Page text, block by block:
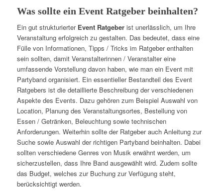
Was sollte ein Event Ratgeber beinhalten?
Ein gut strukturierter Event Ratgeberist unerlässlich, um Ihre
Veranstaltung erfolgreich zu gestalten. Das bedeutet, dass eine
Fülle von Informationen, Tipps / Tricks im Ratgeber enthalten
sein sollten, damit Veranstalterinnen / Veranstalter eine
umfassende Vorstellung davon haben, wie man ein Event mit
Partyband organisiert. Ein essentieller Bestandteil des Event
Ratgebers ist die detaillierte Beschreibung der verschiedenen
Aspekte des Events. Dazu gehören zum Beispiel Auswahl von
Location, Planung des Veranstaltungsortes, Bestellung von
Essen / Getränken, Beleuchtung sowie technischen
Anforderungen. Weiterhin sollte der Ratgeber auch Anleitung zur
Suche sowie Auswahl der richtigen Partyband beinhalten. Dabei
sollten verschiedene Genres von Musik erwähnt werden, um
sicherzustellen, dass Ihre Band ausgewählt wird. Zudem sollte
das Budget, welches zur Buchung zur Verfügung steht,
berücksichtigt werden.